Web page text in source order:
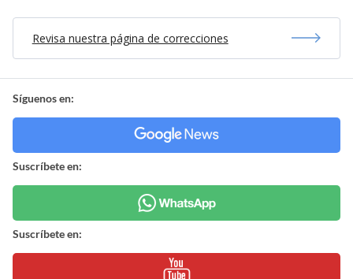
Revisa nuestra página de correcciones
Síguenos en:
Suscríbete en:
Suscríbete en: